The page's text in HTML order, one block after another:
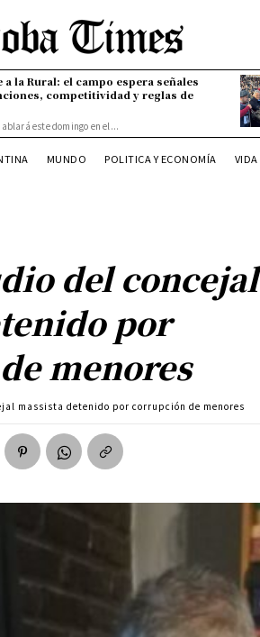
a la Rural: el campo espera señales
competitividad y reglas de
este domingo en el...
MUNDO POLITICA Y ECONOMÍA VIDA
del concejal
por
menores
massista detenido por corrupción de menores